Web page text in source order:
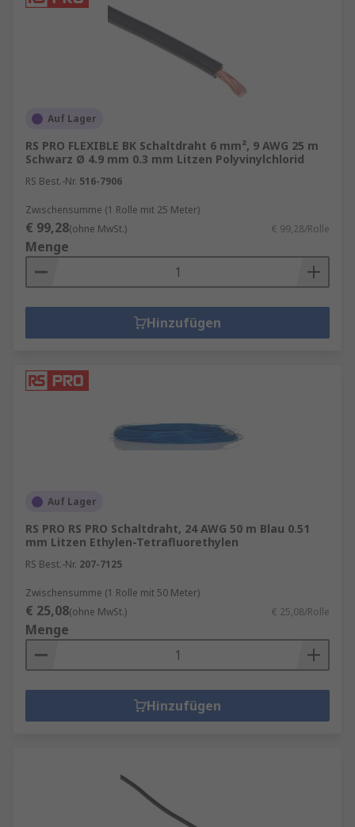
Auf Lager
RS PRO FLEXIBLE BK Schaltdraht 6 mm², 9 AWG 25 m
Schwarz Ø 4.9 mm 0.3 mm Litzen Polyvinylchlorid
RS Best.-Nr. 516-7906
Zwischensumme (1 Rolle mit 25 Meter)
€ 99,28(ohne MwSt.) € 99,28/Rolle
Menge
Hinzufügen
Auf Lager
RS PRO RS PRO Schaltdraht, 24 AWG 50 m Blau 0.51
mm Litzen Ethylen-Tetrafluorethylen
RS Best.-Nr. 207-7125
Zwischensumme (1 Rolle mit 50 Meter)
€ 25,08(ohne MwSt.) € 25,08/Rolle
Menge
Hinzufügen